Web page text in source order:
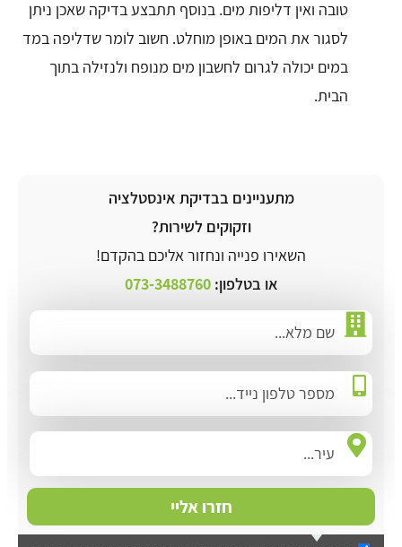
טובה ואין דליפות מים. בנוסף תתבצע בדיקה שאכן ניתן
לסגור את המים באופן מוחלט. חשוב לומר שדליפה במד
במים יכולה לגרום לחשבון מים מנופח ולנזילה בתוך
הבית.
מתעניינים בבדיקת אינסטלציה
וזקוקים לשירות?
השאירו פנייה ונחזור אליכם בהקדם!
או בטלפון:073-3488760
חזרו אליי